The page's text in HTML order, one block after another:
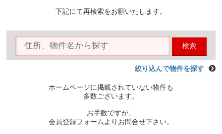
下記にて再検索をお願いたします。
検索
絞り込んで物件を探す
ホームページに掲載されていない物件も
多数ございます。
お手数ですが、
会員登録フォームよりお問合せ下さい。